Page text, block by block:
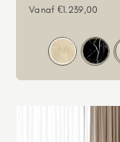
Aanbiedingsprijs
Vanaf €1.239,00